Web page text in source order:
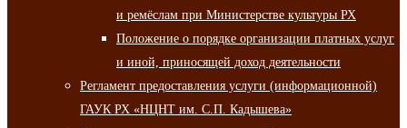
и ремёслам при Министерстве культуры РХ
Положение о порядке организации платных услуг
и иной, приносящей доход деятельности
Регламент предоставления услуги (информационной)
ГАУК РХ «НЦНТ им. С.П. Кадышева»